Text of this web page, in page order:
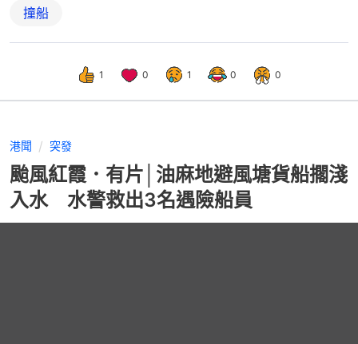
撞船
1 0 1 0 0
港聞 突發
颱風紅霞．有片│油麻地避風塘貨船擱淺
入水 水警救出3名遇險船員